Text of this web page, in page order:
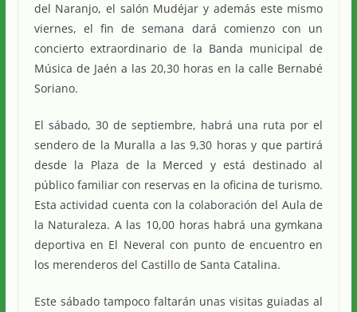
del Naranjo, el salón Mudéjar y además este mismo
viernes, el fin de semana dará comienzo con un
concierto extraordinario de la Banda municipal de
Música de Jaén a las 20,30 horas en la calle Bernabé
Soriano.
El sábado, 30 de septiembre, habrá una ruta por el
sendero de la Muralla a las 9,30 horas y que partirá
desde la Plaza de la Merced y está destinado al
público familiar con reservas en la oficina de turismo.
Esta actividad cuenta con la colaboración del Aula de
la Naturaleza. A las 10,00 horas habrá una gymkana
deportiva en El Neveral con punto de encuentro en
los merenderos del Castillo de Santa Catalina.
Este sábado tampoco faltarán unas visitas guiadas al